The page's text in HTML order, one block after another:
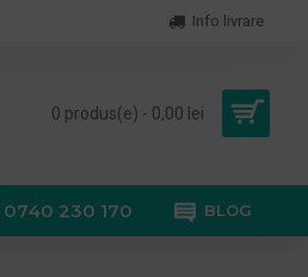
Info livrare
0 produs(e) - 0,00 lei
0740 230 170 BLOG